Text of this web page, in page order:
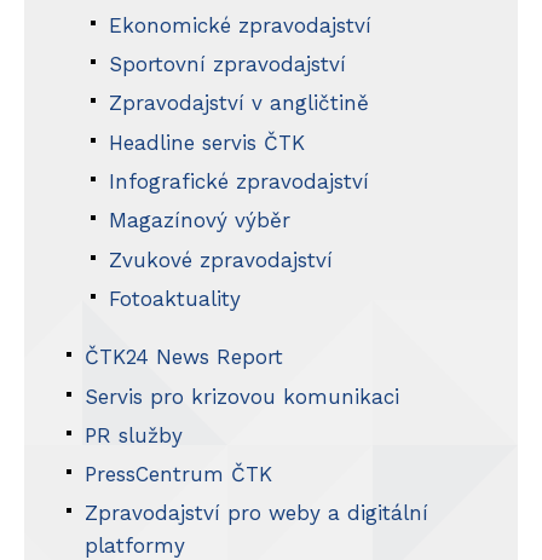
Ekonomické zpravodajství
Sportovní zpravodajství
Zpravodajství v angličtině
Headline servis ČTK
Infografické zpravodajství
Magazínový výběr
Zvukové zpravodajství
Fotoaktuality
ČTK24 News Report
Servis pro krizovou komunikaci
PR služby
PressCentrum ČTK
Zpravodajství pro weby a digitální
platformy